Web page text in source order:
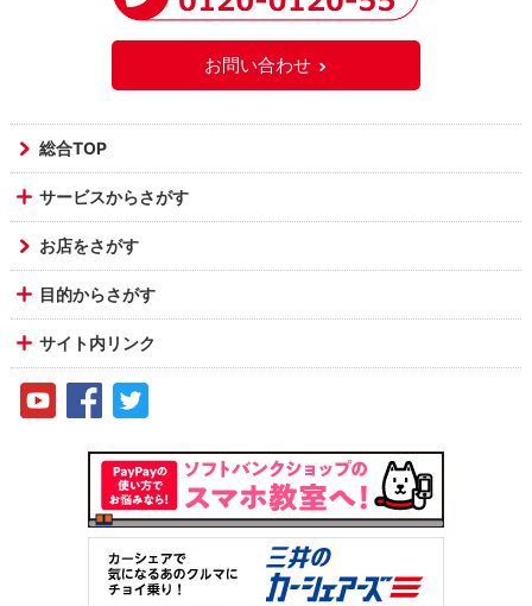
お問い合わせ
総合TOP
サービスからさがす
お店をさがす
目的からさがす
サイト内リンク